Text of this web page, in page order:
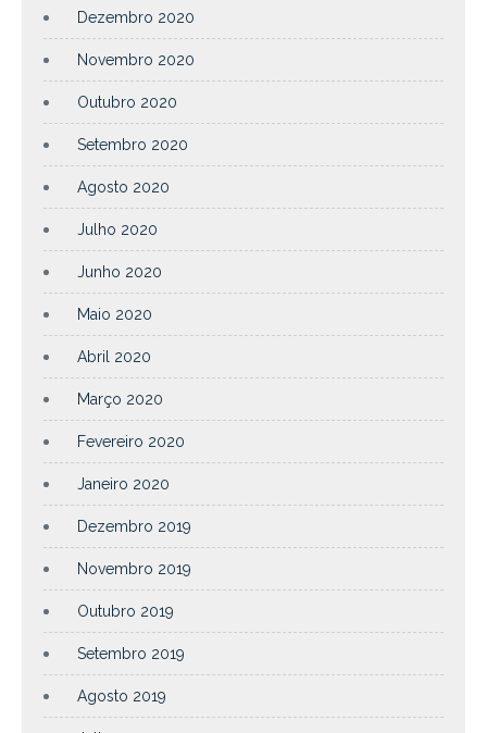
Dezembro 2020
Novembro 2020
Outubro 2020
Setembro 2020
Agosto 2020
Julho 2020
Junho 2020
Maio 2020
Abril 2020
Março 2020
Fevereiro 2020
Janeiro 2020
Dezembro 2019
Novembro 2019
Outubro 2019
Setembro 2019
Agosto 2019